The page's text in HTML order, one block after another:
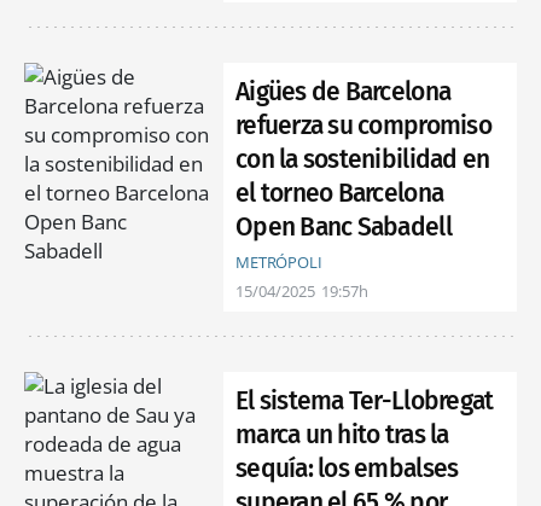
Aigües de Barcelona
refuerza su compromiso
con la sostenibilidad en
el torneo Barcelona
Open Banc Sabadell
METRÓPOLI
15/04/2025 19:57h
El sistema Ter-Llobregat
marca un hito tras la
sequía: los embalses